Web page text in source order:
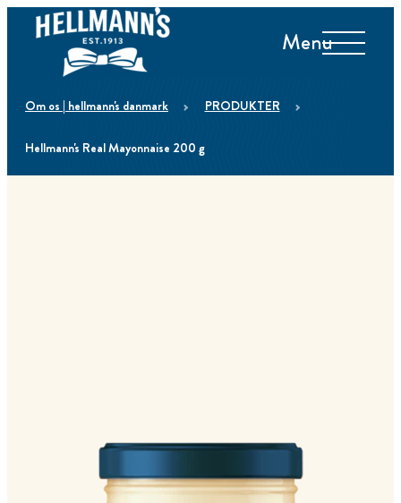
Menu
om os | hellmann's danmark PRODUKTER
Hellmann's Real Mayonnaise 200 g